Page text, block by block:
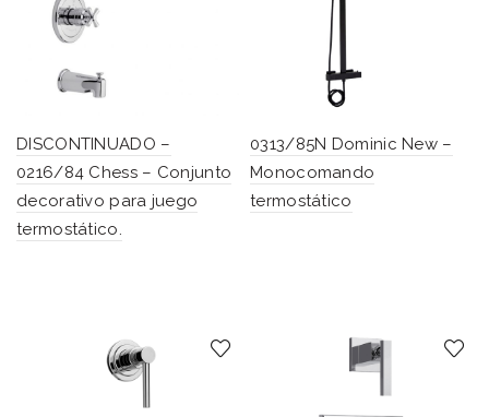
DISCONTINUADO –
0216/84 Chess – Conjunto
decorativo para juego
termostático.
0313/85N Dominic New –
Monocomando
termostático